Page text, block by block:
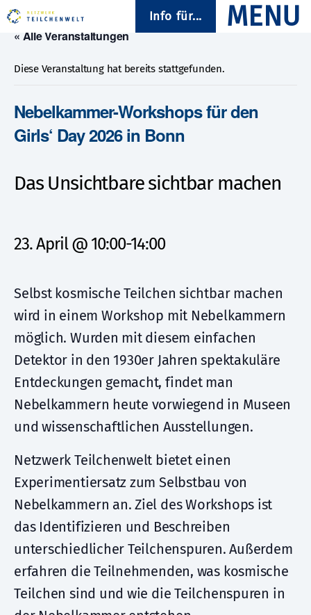
Info für...
« Alle Veranstaltungen
Diese Veranstaltung hat bereits stattgefunden.
Nebelkammer-Workshops für den
Girls‘ Day 2026 in Bonn
Das Unsichtbare sichtbar machen
23. April @ 10:00-14:00
Selbst kosmische Teilchen sichtbar machen
wird in einem Workshop mit Nebelkammern
möglich. Wurden mit diesem einfachen
Detektor in den 1930er Jahren spektakuläre
Entdeckungen gemacht, findet man
Nebelkammern heute vorwiegend in Museen
und wissenschaftlichen Ausstellungen.
Netzwerk Teilchenwelt bietet einen
Experimentiersatz zum Selbstbau von
Nebelkammern an. Ziel des Workshops ist
das Identifizieren und Beschreiben
unterschiedlicher Teilchenspuren. Außerdem
erfahren die Teilnehmenden, was kosmische
Teilchen sind und wie die Teilchenspuren in